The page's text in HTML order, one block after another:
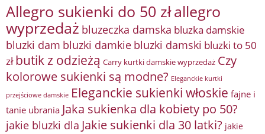
Allegro sukienki do 50 złallegro
wyprzedaż bluzeczka damska bluzka damskie
bluzki dam bluzki damkie bluzki damski bluzki to 50
zł butik z odzieżą Carry kurtki damskie wyprzedaż Czy
kolorowe sukienki są modne? Eleganckie kurtki
przejściowe damskie Eleganckie sukienki włoskie fajne i
tanie ubrania Jaka sukienka dla kobiety po 50?
jakie bluzki dla Jakie sukienki dla 30 latki? jakie